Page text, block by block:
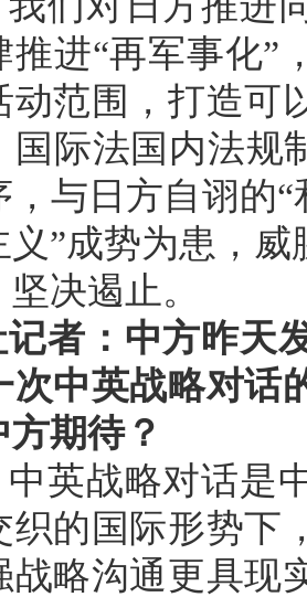
推进“再军事化”
动范围，打造可
国际法国内法规
，与日方自诩的
义”成势为患，
决遏止。
记者：中方昨天
次中英战略对话
期待？
英战略对话是
织的国际形势下
战略沟通更具现